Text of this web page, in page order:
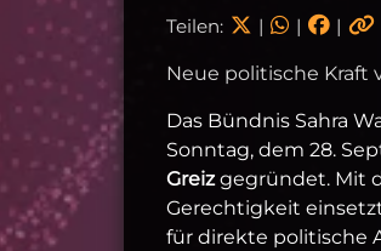
Teilen: | | |
Neue politische Kraft
Das Bündnis Sahra
Sonntag, dem 28.
Greizgegründet. Mit
Gerechtigkeit
für direkte politische